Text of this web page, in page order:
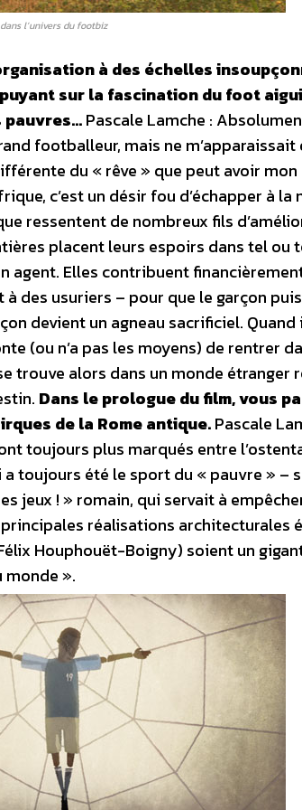
l’univers du footbiz
à des échelles
sur la fascination du foot
pauvres…Pascale Lamche :
footballeur, mais ne
du « rêve » que peut avoir mon
c’est un désir fou d’échapper à
ressentent de nombreux fils
placent leurs espoirs dans tel ou
Elles contribuent
des usuriers – pour que le garçon
devient un agneau sacrificiel.
(ou n’a pas les moyens) de rentrer
trouve alors dans un monde étranger
Dans le prologue du film, vous
de la Rome antique.Pascale
toujours plus marqués entre
toujours été le sport du « pauvre » –
jeux ! » romain, qui servait à
réalisations architecturales
Houphouët-Boigny) soient un
monde ».